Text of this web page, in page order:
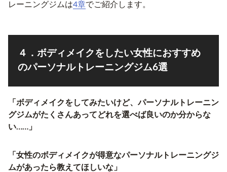
レーニングジムは4章でご紹介します。
４．ボディメイクをしたい女性におすすめ
のパーソナルトレーニングジム6選
「ボディメイクをしてみたいけど、パーソナルトレーニン
グジムがたくさんあってどれを選べば良いのか分からな
い……」
「女性のボディメイクが得意なパーソナルトレーニングジ
ムがあったら教えてほしいな」